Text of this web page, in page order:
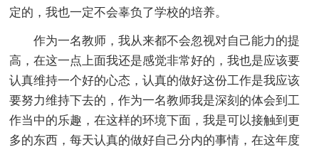
定的，我也一定不会辜负了学校的培养。
作为一名教师，我从来都不会忽视对自己能力的提
高，在这一点上面我还是感觉非常好的，我也是应该要
认真维持一个好的心态，认真的做好这份工作是我应该
要努力维持下去的，作为一名教师我是深刻的体会到工
作当中的乐趣，在这样的环境下面，我是可以接触到更
多的东西，每天认真的做好自己分内的事情，在这年度